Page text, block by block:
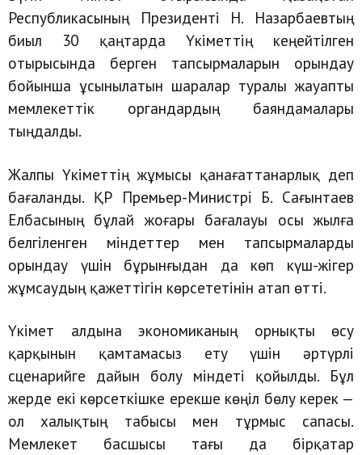
Республикасының Президенті Н. Назарбаевтың
биыл 30 қаңтарда Үкіметтің кеңейтілген
отырысында берген тапсырмаларын орындау
бойынша ұсынылатын шаралар туралы жауапты
мемлекеттік органдардың баяндамалары
тыңдалды.
Жалпы Үкіметтің жұмысы қанағаттанарлық деп
бағаланды. ҚР Премьер-Министрі Б. Сағынтаев
Елбасының бұлай жоғары бағалауы осы жылға
белгіленген міндеттер мен тапсырмаларды
орындау үшін бұрынғыдан да көп күш-жігер
жұмсаудың қажеттігін көрсететінін атап өтті.
Үкімет алдына экономиканың орнықты өсу
қарқынын қамтамасыз ету үшін әртүрлі
сценарийге дайын болу міндеті қойылды. Бұл
жерде екі көрсеткішке ерекше көңіл бөлу керек —
ол халықтың табысы мен тұрмыс сапасы.
Мемлекет басшысы тағы да бірқатар